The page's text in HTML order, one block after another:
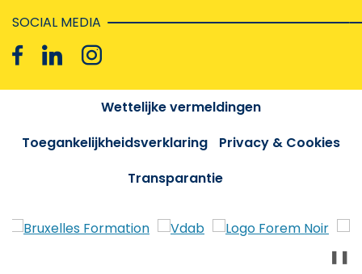
SOCIAL MEDIA
Wettelijke vermeldingen
Toegankelijkheidsverklaring
Privacy & Cookies
Transparantie
❚❚